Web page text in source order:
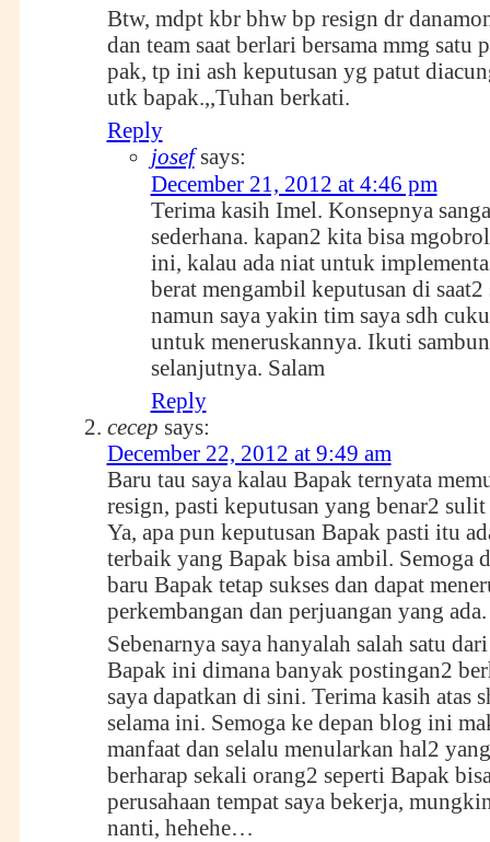
Btw, mdpt kbr bhw bp resign dr
dan team saat berlari bersama mmg
pak, tp ini ash keputusan yg patut
utk bapak.,,Tuhan berkati.
Reply
josef says:
December 21, 2012 at 4:46 pm
Terima kasih Imel. Konsepnya
sederhana. kapan2 kita bisa
ini, kalau ada niat untuk
berat mengambil keputusan di
namun saya yakin tim saya sdh
untuk meneruskannya. Ikuti
selanjutnya. Salam
Reply
cecep says:
December 22, 2012 at 9:49 am
Baru tau saya kalau Bapak ternyata
resign, pasti keputusan yang benar2
Ya, apa pun keputusan Bapak pasti itu
terbaik yang Bapak bisa ambil. Semoga
baru Bapak tetap sukses dan dapat
perkembangan dan perjuangan yang ada.
Sebenarnya saya hanyalah salah satu
Bapak ini dimana banyak postingan2
saya dapatkan di sini. Terima kasih atas
selama ini. Semoga ke depan blog ini
manfaat dan selalu menularkan hal2
berharap sekali orang2 seperti Bapak
perusahaan tempat saya bekerja,
nanti, hehehe…